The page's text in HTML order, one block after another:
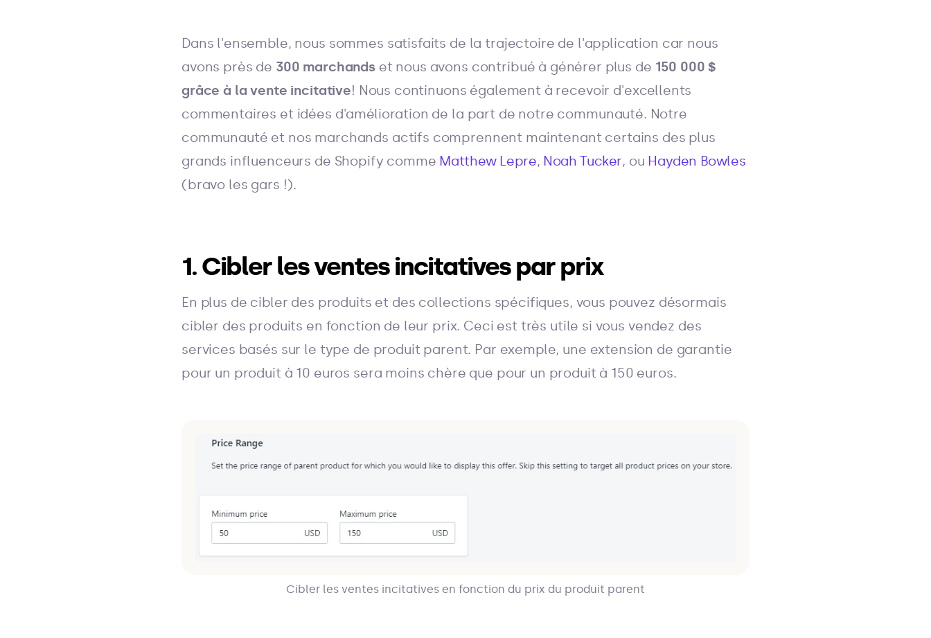
Dans l'ensemble, nous sommes satisfaits de la trajectoire de l'application car nous
avons près de 300 marchands et nous avons contribué à générer plus de 150 000 $
grâce à la vente incitative! Nous continuons également à recevoir d'excellents
commentaires et idées d'amélioration de la part de notre communauté. Notre
communauté et nos marchands actifs comprennent maintenant certains des plus
grands influenceurs de Shopify comme Matthew Lepre, Noah Tucker, ou Hayden Bowles
(bravo les gars !).
1. Cibler les ventes incitatives par prix
En plus de cibler des produits et des collections spécifiques, vous pouvez désormais
cibler des produits en fonction de leur prix. Ceci est très utile si vous vendez des
services basés sur le type de produit parent. Par exemple, une extension de garantie
pour un produit à 10 euros sera moins chère que pour un produit à 150 euros.
Cibler les ventes incitatives en fonction du prix du produit parent